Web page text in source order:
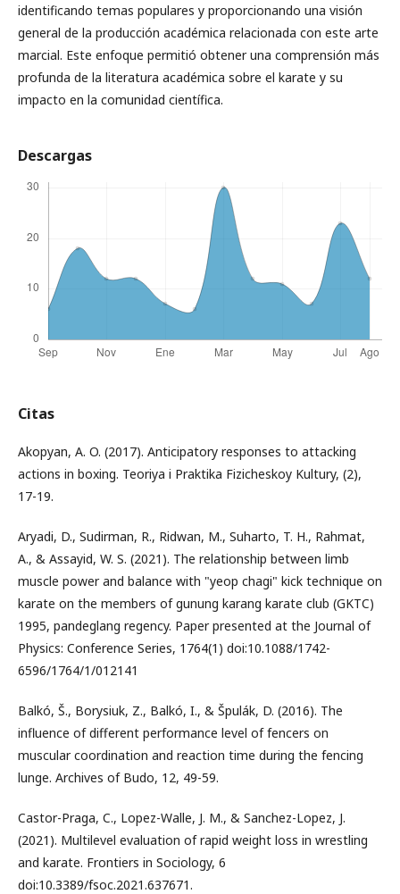
identificando temas populares y proporcionando una visión
general de la producción académica relacionada con este arte
marcial. Este enfoque permitió obtener una comprensión más
profunda de la literatura académica sobre el karate y su
impacto en la comunidad científica.
Descargas
Citas
Akopyan, A. O. (2017). Anticipatory responses to attacking
actions in boxing. Teoriya i Praktika Fizicheskoy Kultury, (2),
17-19.
Aryadi, D., Sudirman, R., Ridwan, M., Suharto, T. H., Rahmat,
A., & Assayid, W. S. (2021). The relationship between limb
muscle power and balance with "yeop chagi" kick technique on
karate on the members of gunung karang karate club (GKTC)
1995, pandeglang regency. Paper presented at the Journal of
Physics: Conference Series, 1764(1) doi:10.1088/1742-
6596/1764/1/012141
Balkó, Š., Borysiuk, Z., Balkó, I., & Špulák, D. (2016). The
influence of different performance level of fencers on
muscular coordination and reaction time during the fencing
lunge. Archives of Budo, 12, 49-59.
Castor-Praga, C., Lopez-Walle, J. M., & Sanchez-Lopez, J.
(2021). Multilevel evaluation of rapid weight loss in wrestling
and karate. Frontiers in Sociology, 6
doi:10.3389/fsoc.2021.637671.